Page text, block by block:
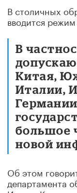
В столичных
вводится
В
Китая,
Италии,
большое
новой
Об этом
департамента